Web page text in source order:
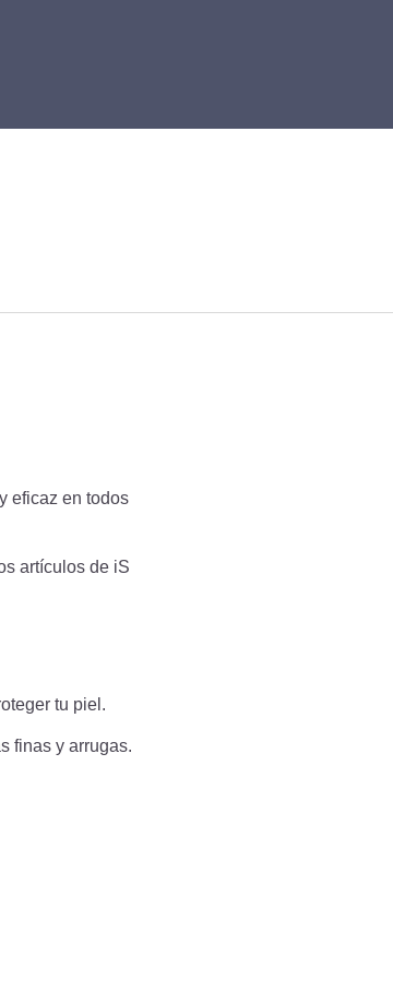
eficaz en todos
artículos de iS
tu piel.
finas y arrugas.